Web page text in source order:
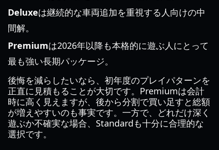
Deluxeは継続的な車両追加を重視する人向けの中
間解。
Premiumは2026年以降も本格的に遊ぶ人にとって
最も強い長期パッケージ。
後悔を減らしたいなら、初年度のプレイパターンを
正直に見積もることが大切です。Premiumは会計
時に高く見えますが、後から分割で買い足すと総額
が増えやすいのも事実です。一方で、どれだけ深く
遊ぶか不確実な場合、Standardも十分に合理的な
選択です。